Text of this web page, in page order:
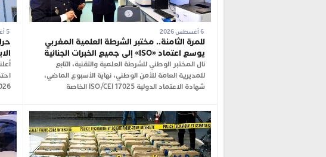
للمرة الثامنة.. مختبر الشرطة العلمية المغربي
يوسع اعتماد «ISO» إلى جميع الخبرات الجنائية
نال المختبر الوطني للشرطة العلمية والتقنية، التابع
للمديرية العامة للأمن الوطني، نهاية الأسبوع الماضي،
شهادة الاعتماد الدولية ISO/CEI 17025 الخاصة
5 أغسطس 2026
2026، تنديداً